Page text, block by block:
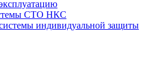
СТО НКС
индивидуальной защиты